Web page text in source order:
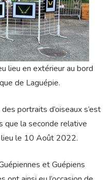
lieu en extérieur au bord
de Laguépie.
portraits d’oiseaux s’est
la seconde relative
le 10 Août 2022.
et Guépiens